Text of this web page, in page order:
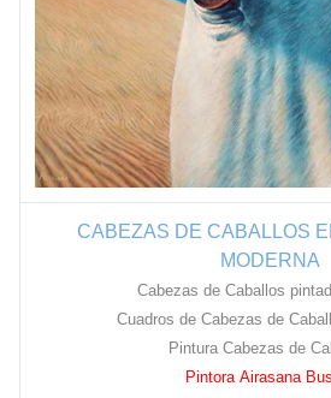
CABEZAS DE CABALLOS
MODERNA
Cabezas de Caballos
Cuadros de Cabezas de
Pintura Cabezas de
Pintora Airasana